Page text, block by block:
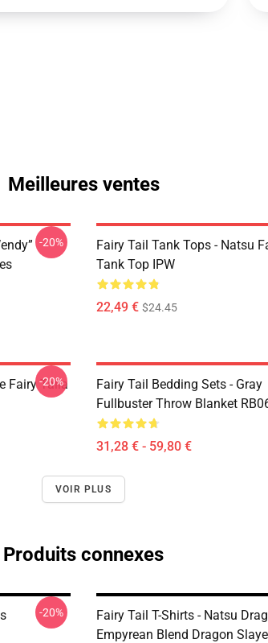
Meilleures ventes
-20%
Fairy Tail Tank Tops - Natsu
Tank Top IPW
22,49 € $24.45
Fairy Taila
-20%
Fairy Tail Bedding Sets - Gray
Fullbuster Throw Blanket
31,28 € - 59,80 €
VOIR PLUS
Produits connexes
-20%
Fairy Tail T-Shirts - Natsu
Empyrean Blend Dragon